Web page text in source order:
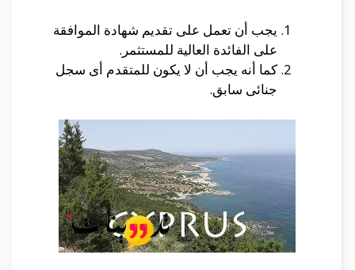
يجب أن تعمل على تقديم شهادة الموافقة
على الفائدة العالية للمستثمر.
كما أنه يجب أن لا يكون للمتقدم أى سجل
جنائى سابق.